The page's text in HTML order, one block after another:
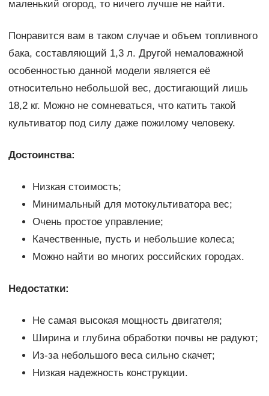
маленький огород, то ничего лучше не найти.
Понравится вам в таком случае и объем топливного
бака, составляющий 1,3 л. Другой немаловажной
особенностью данной модели является её
относительно небольшой вес, достигающий лишь
18,2 кг. Можно не сомневаться, что катить такой
культиватор под силу даже пожилому человеку.
Достоинства:
Низкая стоимость;
Минимальный для мотокультиватора вес;
Очень простое управление;
Качественные, пусть и небольшие колеса;
Можно найти во многих российских городах.
Недостатки:
Не самая высокая мощность двигателя;
Ширина и глубина обработки почвы не радуют;
Из-за небольшого веса сильно скачет;
Низкая надежность конструкции.